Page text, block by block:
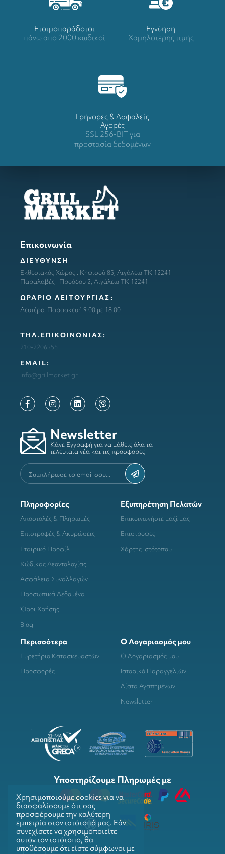
Ετοιμοπαράδοτοι
πάνω απο 2000 κωδικοί
Eγγύηση
Χαμηλότερης τιμής
Γρήγορες & Ασφαλείς
Αγορές
SSL 256-BIT για
προστασία δεδομένων
Επικοινωνία
ΔΙΕΥΘΥΝΣΗ
Εκθεσιακός Χώρος : Κηφισού 85, Αιγάλεω ΤΚ 12241
Παραλαβές : Προόδου 2, Αιγάλεω ΤΚ 12241
ΩΡΑΡΙΟ ΛΕΙΤΟΥΡΓΙΑΣ:
Δευτέρα-Παρασκευή 9:00 με 18:00
ΤΗΛ.ΕΠΙΚΟΙΝΩΝΙΑΣ:
210-2206956
ΕΜΑΙL:
info@grillmarket.gr
Newsletter
Κάνε Εγγραφή για να μάθεις όλα τα
τελευταία νέα και τις προσφορές
Πληροφορίες
Αποστολές & Πληρωμές
Επιστροφές & Ακυρώσεις
Εταιρικό Προφίλ
Κώδικας Δεοντολογίας
Ασφάλεια Συναλλαγών
Προσωπικά Δεδομένα
Όροι Χρήσης
Blog
Εξυπηρέτηση Πελατών
Επικοινωνήστε μαζί μας
Επιστροφές
Χάρτης Ιστότοπου
Περισσότερα
Ευρετήριο Κατασκευαστών
Προσφορές
Ο Λογαριασμός μου
Ο Λογαριασμός μου
Ιστορικό Παραγγελιών
Λίστα Αγαπημένων
Newsletter
Υποστηρίζουμε Πληρωμές με
Χρησιμοποιούμε cookies για να
διασφαλίσουμε ότι σας
προσφέρουμε την καλύτερη
εμπειρία στον ιστότοπό μας. Εάν
συνεχίσετε να χρησιμοποιείτε
αυτόν τον ιστότοπο, θα
υποθέσουμε ότι είστε σύμφωνοι με